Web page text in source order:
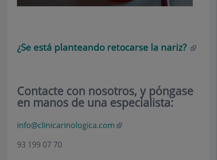
¿Se está planteando retocarse la nariz?
Contacte con nosotros, y póngase
en manos de una especialista:
info@clinicarinologica.com
93 199 07 70